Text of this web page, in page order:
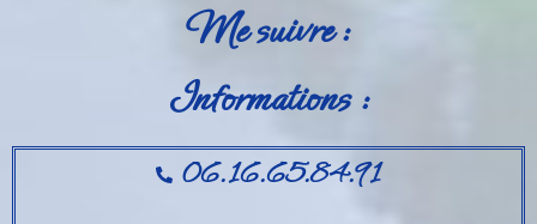
Me suivre :
Informations :
06.16.65.84.91